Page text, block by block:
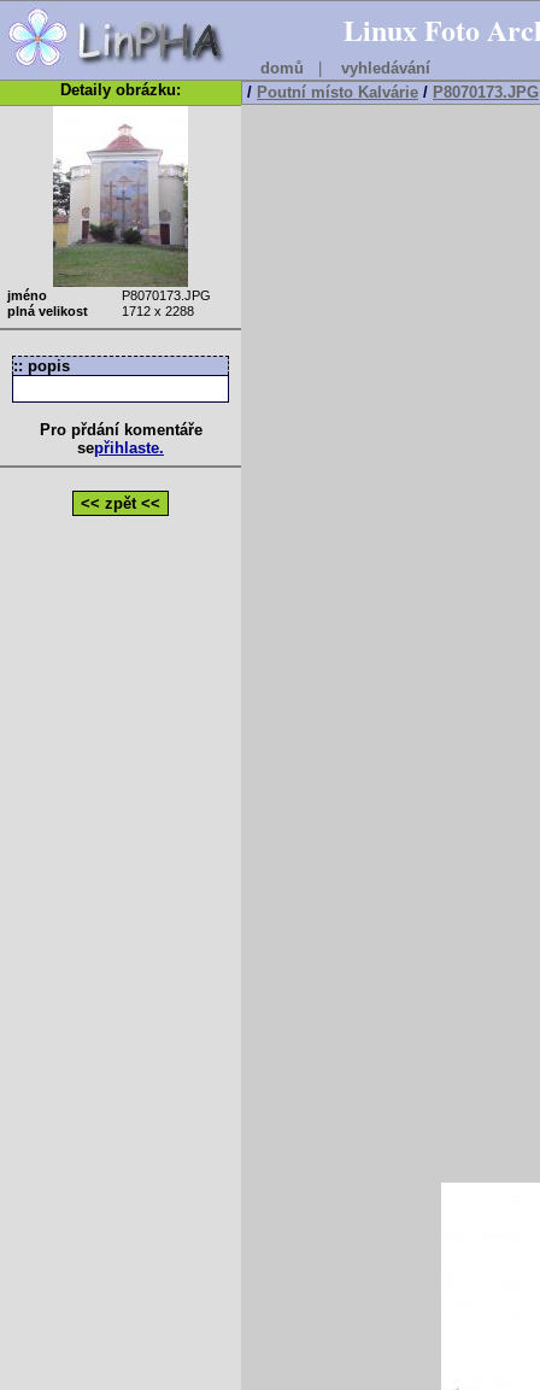
Linux Foto
domů
vyhledávání
Detaily obrázku:
jméno
P8070173.JPG
plná velikost
1712 x 2288
:: popis
Pro přdání komentáře
sepřihlaste.
<< zpět <<
/ Poutní místo Kalvárie / P8070173.JPG